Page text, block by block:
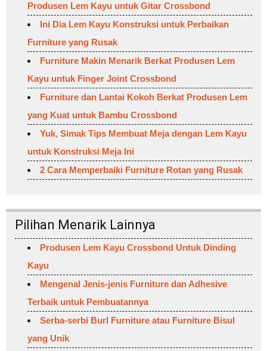
Produsen Lem Kayu untuk Gitar Crossbond
Ini Dia Lem Kayu Konstruksi untuk Perbaikan
Furniture yang Rusak
Furniture Makin Menarik Berkat Produsen Lem
Kayu untuk Finger Joint Crossbond
Furniture dan Lantai Kokoh Berkat Produsen Lem
yang Kuat untuk Bambu Crossbond
Yuk, Simak Tips Membuat Meja dengan Lem Kayu
untuk Konstruksi Meja Ini
2 Cara Memperbaiki Furniture Rotan yang Rusak
Pilihan Menarik Lainnya
Produsen Lem Kayu Crossbond Untuk Dinding
Kayu
Mengenal Jenis-jenis Furniture dan Adhesive
Terbaik untuk Pembuatannya
Serba-serbi Burl Furniture atau Furniture Bisul
yang Unik